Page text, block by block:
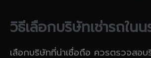
วิธีเลือกบริษัทเช่ารถในน
เลือกบริษัทที่น่าเชื่อถือ ควรตรวจสอ